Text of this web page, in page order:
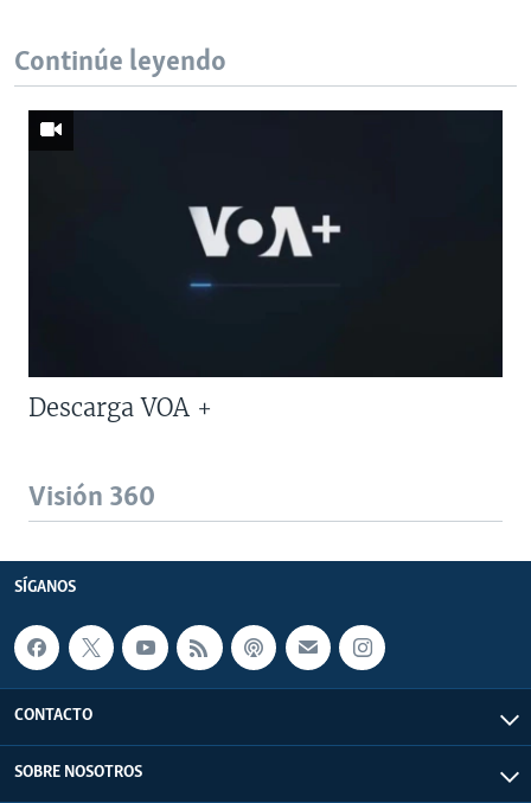
Continúe leyendo
Descarga VOA +
Visión 360
SÍGANOS
CONTACTO
SOBRE NOSOTROS